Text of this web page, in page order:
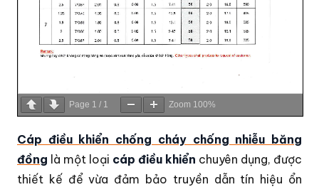
Page 1 / 1 Zoom 100%
Cáp điều khiển chống cháy chống nhiễu băng
đồng là một loại cáp điều khiển chuyên dụng, được
thiết kế để vừa đảm bảo truyền dẫn tín hiệu ổn